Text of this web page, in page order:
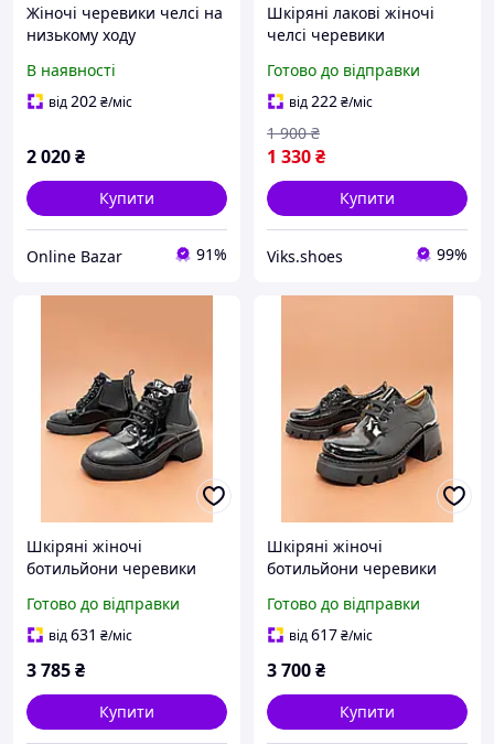
Жіночі черевики челсі на
низькому ходу
В наявності
від202₴/міс
2 020₴
Купити
Online Bazar 91%
Шкіряні лакові жіночі
челсі черевики
женские ботинки деми
Phany
Готово до відправки
від222₴/міс
1 330₴
1 900 ₴
Купити
Viks.shoes 99%
Шкіряні жіночі
ботильйони черевики
36 - 40 женские
ботильоны деми Guero
Готово до відправки
від631 ₴/міс
3 785₴
Купити
Шкіряні жіночі
ботильйони черевики
37 - 40 женские
ботильоны деми Guero
Готово до відправки
від617₴/міс
3 700₴
Купити